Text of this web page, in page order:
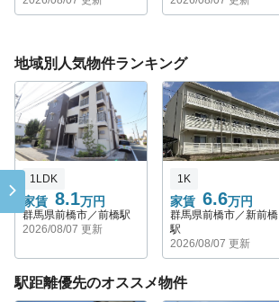
地域別人気物件ランキング
家賃 8.1万円
1LDK
群馬県前橋市／前橋駅
2026/08/07 更新
家賃 6.6万円
1K
群馬県前橋市／新前橋
駅
2026/08/07 更新
駅距離優先のオススメ物件